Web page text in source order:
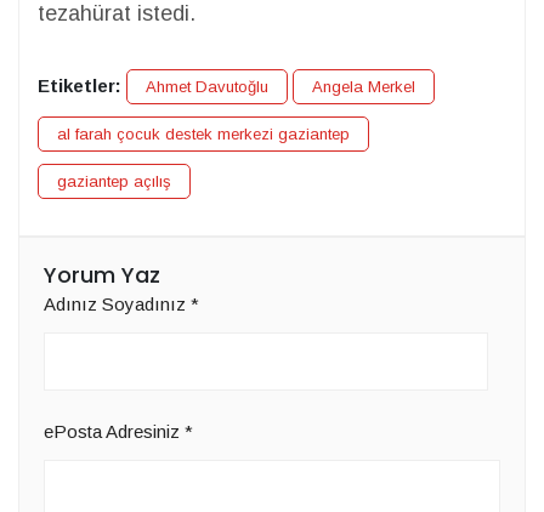
tezahürat istedi.
Etiketler: Ahmet Davutoğlu Angela Merkel
al farah çocuk destek merkezi gaziantep
gaziantep açılış
Yorum Yaz
Adınız Soyadınız *
ePosta Adresiniz *